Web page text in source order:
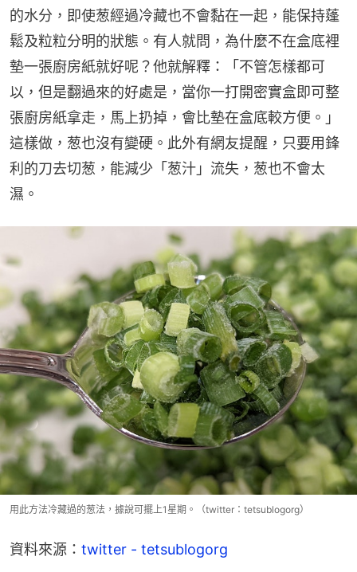
的水分，即使葱經過冷藏也不會黏在一起，能保持蓬
鬆及粒粒分明的狀態。有人就問，為什麼不在盒底裡
墊一張廚房紙就好呢？他就解釋：「不管怎樣都可
以，但是翻過來的好處是，當你一打開密實盒即可整
張廚房紙拿走，馬上扔掉，會比墊在盒底較方便。」
這樣做，葱也沒有變硬。此外有網友提醒，只要用鋒
利的刀去切葱，能減少「葱汁」流失，葱也不會太
濕。
用此方法冷藏過的葱法，據說可擺上1星期。（twitter：tetsublogorg）
資料來源： twitter - tetsublogorg